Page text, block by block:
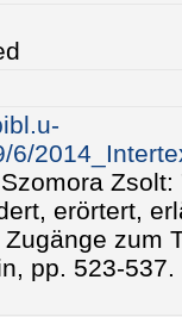
6/
erörtert,
zum
pp. 523-537.